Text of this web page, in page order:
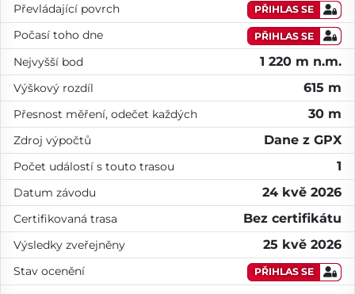
Převládající povrch PŘIHLAS SE
Počasí toho dne PŘIHLAS SE
Nejvyšší bod 1 220 m n.m.
Výškový rozdíl 615 m
Přesnost měření, odečet každých 30 m
Zdroj výpočtů Dane z GPX
Počet událostí s touto trasou 1
Datum závodu 24 kvě 2026
Certifikovaná trasa Bez certifikátu
Výsledky zveřejněny 25 kvě 2026
Stav ocenění PŘIHLAS SE